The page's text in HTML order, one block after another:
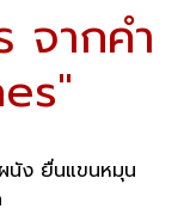
จากคำ
นัง ยื่นแขนหมุน